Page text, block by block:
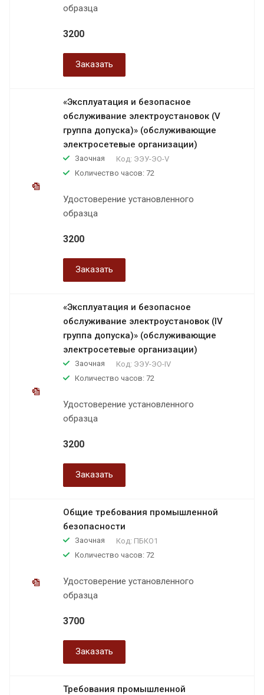
образца
3200
Заказать
«Эксплуатация и безопасное
обслуживание электроустановок (V
группа допуска)» (обслуживающие
электросетевые организации)
Заочная Код: ЭЭУ-ЭО-V
Количество часов: 72
Удостоверение установленного
образца
3200
Заказать
«Эксплуатация и безопасное
обслуживание электроустановок (IV
группа допуска)» (обслуживающие
электросетевые организации)
Заочная Код: ЭЭУ-ЭО-IV
Количество часов: 72
Удостоверение установленного
образца
3200
Заказать
Общие требования промышленной
безопасности
Заочная Код: ПБКО1
Количество часов: 72
Удостоверение установленного
образца
3700
Заказать
Требования промышленной